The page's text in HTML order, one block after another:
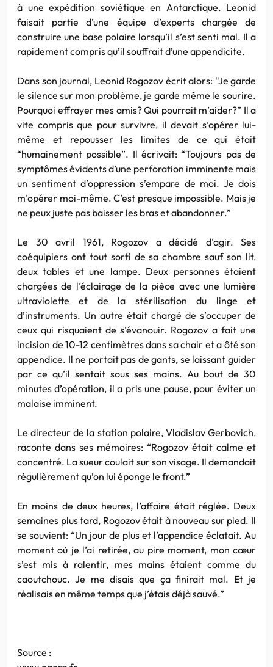
à une expédition soviétique en Antarctique. Leonid
faisait partie d’une équipe d’experts chargée de
construire une base polaire lorsqu’il s’est senti mal. Il a
rapidement compris qu’il souffrait d’une appendicite.
Dans son journal, Leonid Rogozov écrit alors: “Je garde
le silence sur mon problème, je garde même le sourire.
Pourquoi effrayer mes amis? Qui pourrait m’aider?” Il a
vite compris que pour survivre, il devait s’opérer lui-
même et repousser les limites de ce qui était
“humainement possible”. Il écrivait: “Toujours pas de
symptômes évidents d’une perforation imminente mais
un sentiment d’oppression s’empare de moi. Je dois
m’opérer moi-même. C’est presque impossible. Mais je
ne peux juste pas baisser les bras et abandonner.”
Le 30 avril 1961, Rogozov a décidé d’agir. Ses
coéquipiers ont tout sorti de sa chambre sauf son lit,
deux tables et une lampe. Deux personnes étaient
chargées de l’éclairage de la pièce avec une lumière
ultraviolette et de la stérilisation du linge et
d’instruments. Un autre était chargé de s’occuper de
ceux qui risquaient de s’évanouir. Rogozov a fait une
incision de 10-12 centimètres dans sa chair et a ôté son
appendice. Il ne portait pas de gants, se laissant guider
par ce qu’il sentait sous ses mains. Au bout de 30
minutes d’opération, il a pris une pause, pour éviter un
malaise imminent.
Le directeur de la station polaire, Vladislav Gerbovich,
raconte dans ses mémoires: “Rogozov était calme et
concentré. La sueur coulait sur son visage. Il demandait
régulièrement qu’on lui éponge le front.”
En moins de deux heures, l’affaire était réglée. Deux
semaines plus tard, Rogozov était à nouveau sur pied. Il
se souvient: “Un jour de plus et l’appendice éclatait. Au
moment où je l’ai retirée, au pire moment, mon cœur
s’est mis à ralentir, mes mains étaient comme du
caoutchouc. Je me disais que ça finirait mal. Et je
réalisais en même temps que j’étais déjà sauvé.”
Source :